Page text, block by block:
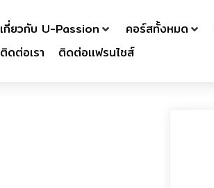
เกี่ยวกับ U-Passion คอร์สทั้งหมด
ติดต่อเรา
ติดต่อเเฟรนไชส์